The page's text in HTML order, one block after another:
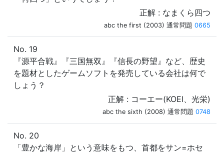
正解 : なまくら四つ
abc the first (2003) 通常問題 0665
No. 19
『源平合戦』『三国無双』『信長の野望』など、歴史
を題材としたゲームソフトを発売している会社は何で
しょう？
正解 : コーエー(KOEI、光栄)
abc the sixth (2008) 通常問題 0748
No. 20
「豊かな海岸」という意味をもつ、首都をサン=ホセ